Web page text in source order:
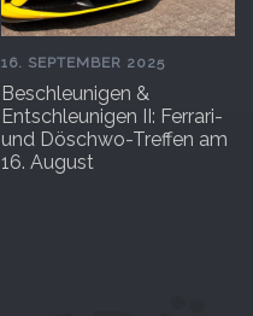
16. SEPTEMBER 2025
Beschleunigen &
Entschleunigen II: Ferrari-
und Döschwo-Treffen am
16. August